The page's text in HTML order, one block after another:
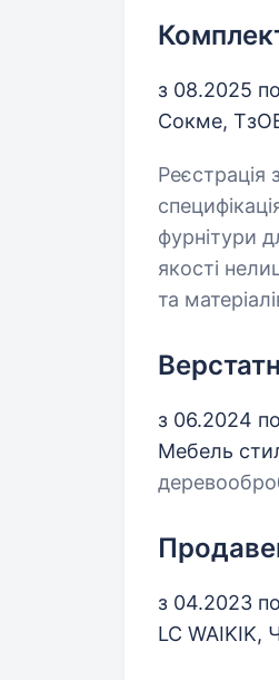
з 08.2025
Cокме,
Реєстрація
фурнітури
якості
та
з 06.2024
Мебель
з 04.2023
LC WAIKIK,